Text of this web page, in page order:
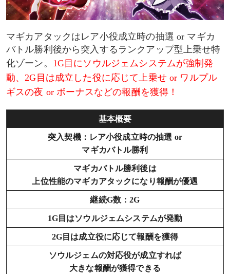
マギカアタックはレア小役成立時の抽選 or マギカ
バトル勝利後から突入するランクアップ型上乗せ特
化ゾーン。 1G目にソウルジェムシステムが強制発
動、2G目は成立した役に応じて上乗せ or ワルプル
ギスの夜 or ボーナスなどの報酬を獲得！
基本概要
突入契機：レア小役成立時の抽選 or
マギカバトル勝利
マギカバトル勝利後は
上位性能のマギカアタックになり報酬が優遇
継続G数：2G
1G目はソウルジェムシステムが発動
2G目は成立役に応じて報酬を獲得
ソウルジェムの対応役が成立すれば
大きな報酬が獲得できる